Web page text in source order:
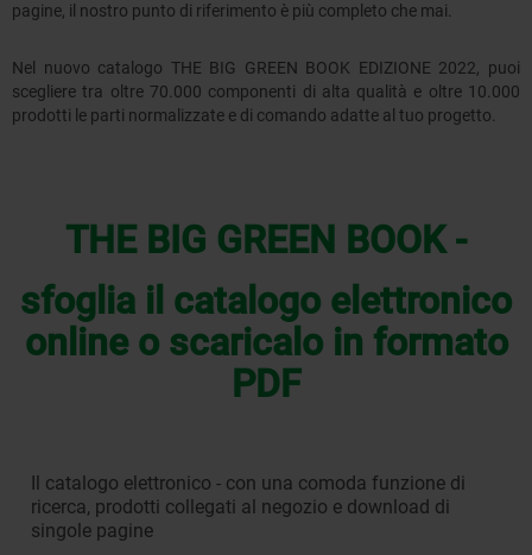
pagine, il nostro punto di riferimento è più completo che mai.
Nel nuovo catalogo THE BIG GREEN BOOK EDIZIONE 2022, puoi
scegliere tra oltre 70.000 componenti di alta qualità e oltre 10.000
prodotti le parti normalizzate e di comando adatte al tuo progetto.
THE BIG GREEN BOOK -
sfoglia il catalogo elettronico
online o scaricalo in formato
PDF
Il catalogo elettronico - con una comoda funzione di
ricerca, prodotti collegati al negozio e download di
singole pagine